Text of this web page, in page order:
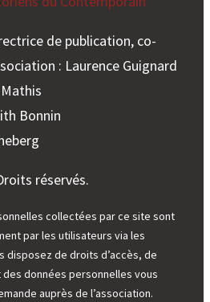
de publication, co-
: Laurence Guignard
Bonnin
réservés.
collectées par ce site sont
par les utilisateurs via les
disposez de droits d’accès, de
données personnelles vous
auprès de l’association.